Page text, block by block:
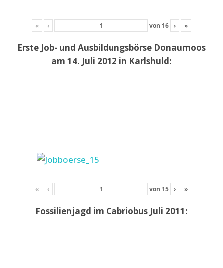
« ‹ von 16 › »
Erste Job- und Ausbildungsbörse Donaumoos
am 14. Juli 2012 in Karlshuld:
« ‹ von 15 › »
Fossilienjagd im Cabriobus Juli 2011: